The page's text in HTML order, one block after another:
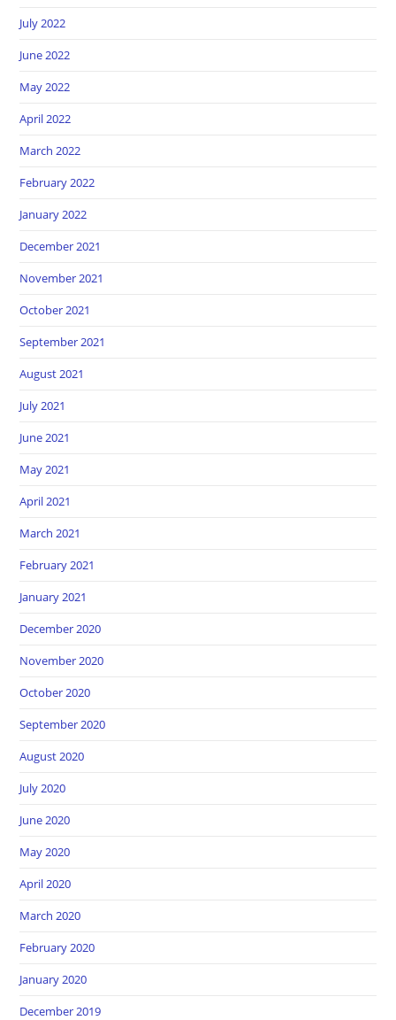
July 2022
June 2022
May 2022
April 2022
March 2022
February 2022
January 2022
December 2021
November 2021
October 2021
September 2021
August 2021
July 2021
June 2021
May 2021
April 2021
March 2021
February 2021
January 2021
December 2020
November 2020
October 2020
September 2020
August 2020
July 2020
June 2020
May 2020
April 2020
March 2020
February 2020
January 2020
December 2019